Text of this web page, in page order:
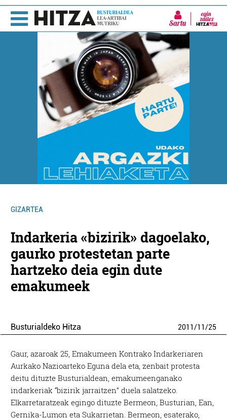
Sartu
GIZARTEA
Indarkeria «bizirik» dagoelako,
gaurko protestetan parte
hartzeko deia egin dute
emakumeek
Busturialdeko Hitza 2011/11/25
Gaur, azaroak 25, Emakumeen Kontrako Indarkeriaren
Aurkako Nazioarteko Eguna dela eta, zenbait protesta
deitu dituzte Busturialdean, emakumeenganako
indarkeriak “bizirik jarraitzen” duela salatzeko.
Elkarretaratzeak egingo dituzte Bermeon, Busturian, Ean,
Gernika-Lumon eta Sukarrietan. Bermeon, esaterako,